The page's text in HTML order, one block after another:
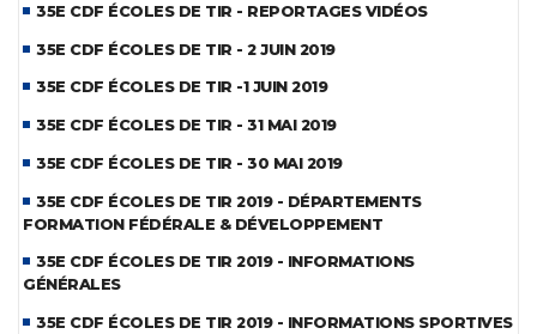
35E CDF ÉCOLES DE TIR - REPORTAGES VIDÉOS
35E CDF ÉCOLES DE TIR - 2 JUIN 2019
35E CDF ÉCOLES DE TIR -1 JUIN 2019
35E CDF ÉCOLES DE TIR - 31 MAI 2019
35E CDF ÉCOLES DE TIR - 30 MAI 2019
35E CDF ÉCOLES DE TIR 2019 - DÉPARTEMENTS
FORMATION FÉDÉRALE & DÉVELOPPEMENT
35E CDF ÉCOLES DE TIR 2019 - INFORMATIONS
GÉNÉRALES
35E CDF ÉCOLES DE TIR 2019 - INFORMATIONS SPORTIVES